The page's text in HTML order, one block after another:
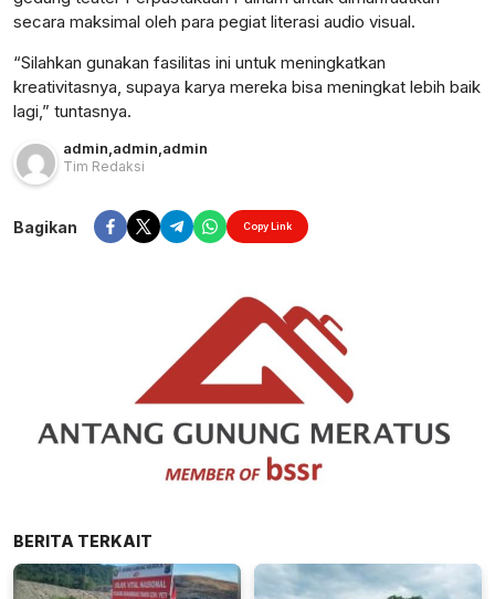
secara maksimal oleh para pegiat literasi audio visual.
“Silahkan gunakan fasilitas ini untuk meningkatkan
kreativitasnya, supaya karya mereka bisa meningkat lebih baik
lagi,” tuntasnya.
admin admin admin
Tim Redaksi
Bagikan Copy Link
BERITA TERKAIT